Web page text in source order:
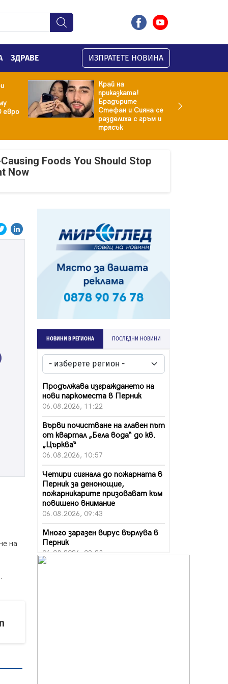
ЗДРАВЕ ИЗПРАТЕТЕ НОВИНА
евро
Край на
приказката!
Брадърите
Стефан и Сияна се
разделиха с гръм и
трясък
Foods You Should Stop
Now
на
НОВИНИ В РЕГИОНА ПОСЛЕДНИ НОВИНИ
Продължава изграждането на
нови паркоместа в Перник
06.08.2026, 11:22
Върви почистване на главен път
от квартал „Бела вода“ до кв.
„Църква“
06.08.2026, 10:57
Четири сигнала до пожарната в
Перник за денонощие,
пожарникарите призовават към
повишено внимание
06.08.2026, 09:43
Много заразен вирус върлува в
Перник
06.08.2026, 09:28